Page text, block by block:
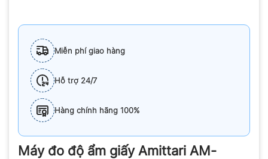
Miễn phí giao hàng
Hỗ trợ 24/7
Hàng chính hãng 100%
Máy đo độ ẩm giấy Amittari AM-